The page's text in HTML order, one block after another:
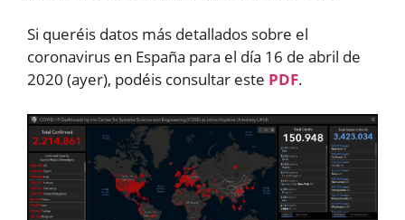
Si queréis datos más detallados sobre el
coronavirus en España para el día 16 de abril de
2020 (ayer), podéis consultar este PDF.